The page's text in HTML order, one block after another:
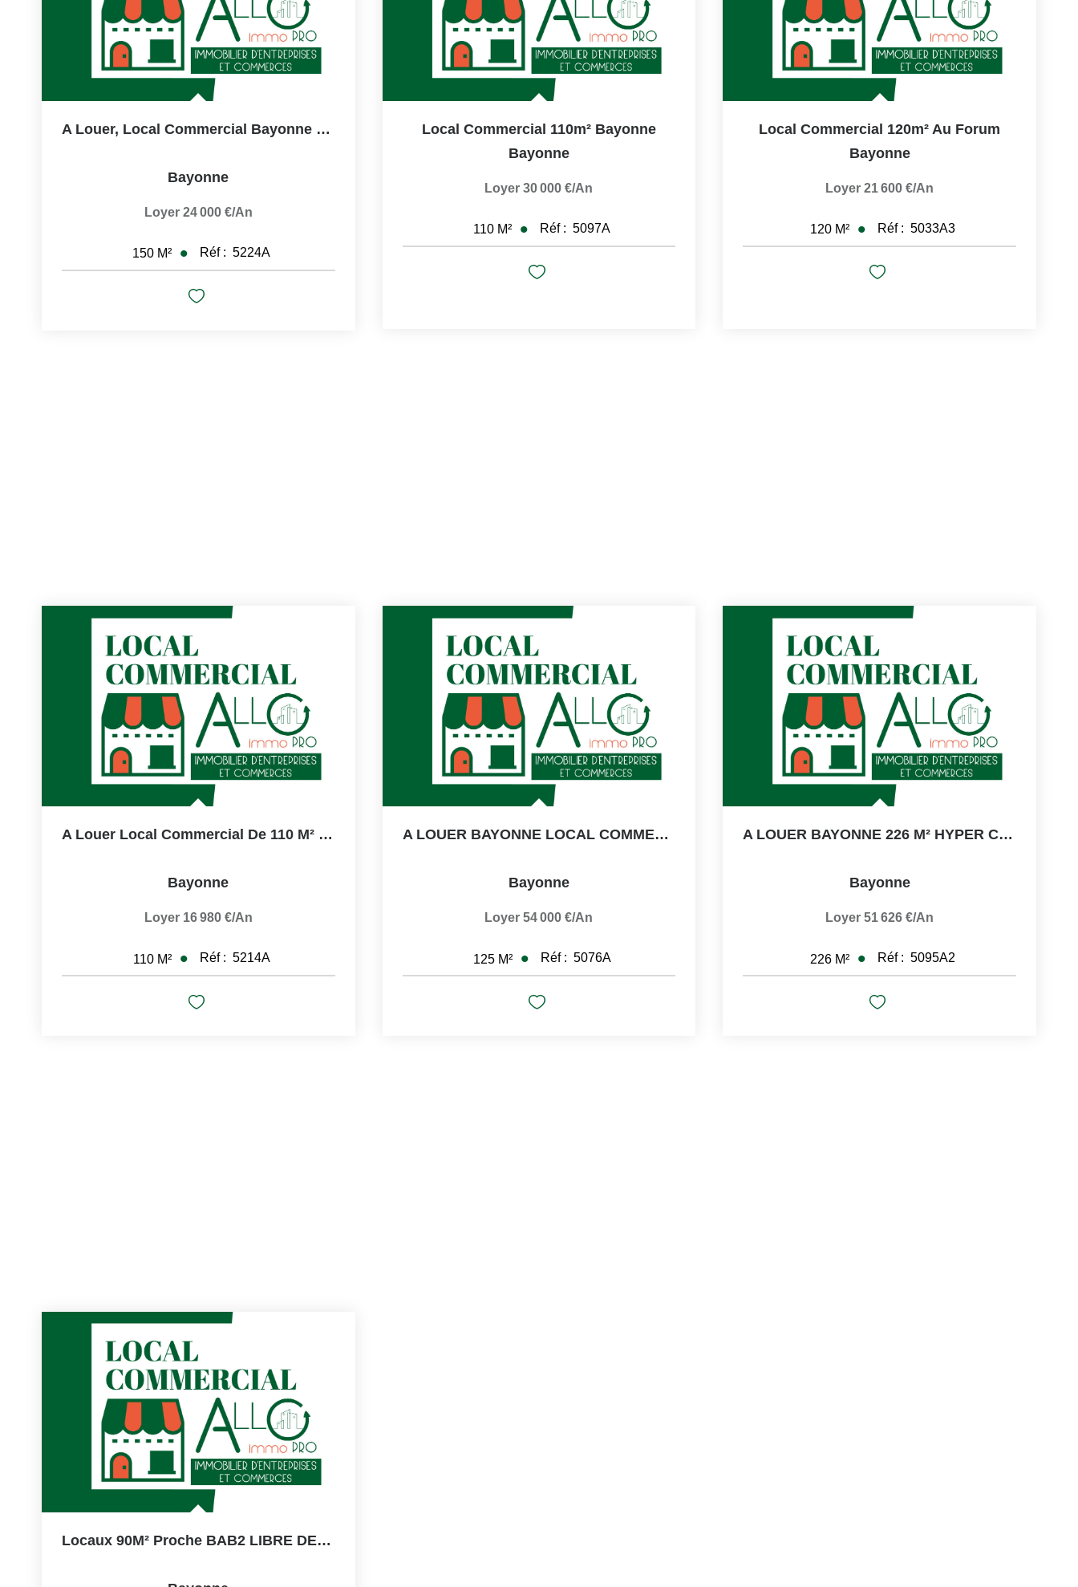
A Louer, Local Commercial Bayonne 150m2,Bayonne,axe Passant
Bayonne
Loyer 24 000 €/an
150 M² Réf : 5224A
Local Commercial 110m² Bayonne
Bayonne
Loyer 30 000 €/an
110 M² Réf : 5097A
Local Commercial 120m² Au Forum
Bayonne
Loyer 21 600 €/an
120 M² Réf : 5033A3
A Louer Local Commercial De 110 M² Environ Sur Bayonne
Bayonne
Loyer 16 980 €/an
110 M² Réf : 5214A
A LOUER BAYONNE LOCAL COMMERCIAL DE 125 M²
Bayonne
Loyer 54 000 €/an
125 M² Réf : 5076A
A LOUER BAYONNE 226 M² HYPER CENTRE EMLACEMENT N°1
Bayonne
Loyer 51 626 €/an
226 M² Réf : 5095A2
Locaux 90M² Proche BAB2 LIBRE DE SUITE